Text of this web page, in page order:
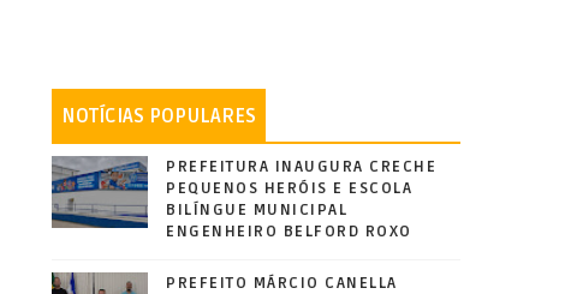
NOTÍCIAS POPULARES
PREFEITURA INAUGURA CRECHE
PEQUENOS HERÓIS E ESCOLA
BILÍNGUE MUNICIPAL
ENGENHEIRO BELFORD ROXO
PREFEITO MÁRCIO CANELLA